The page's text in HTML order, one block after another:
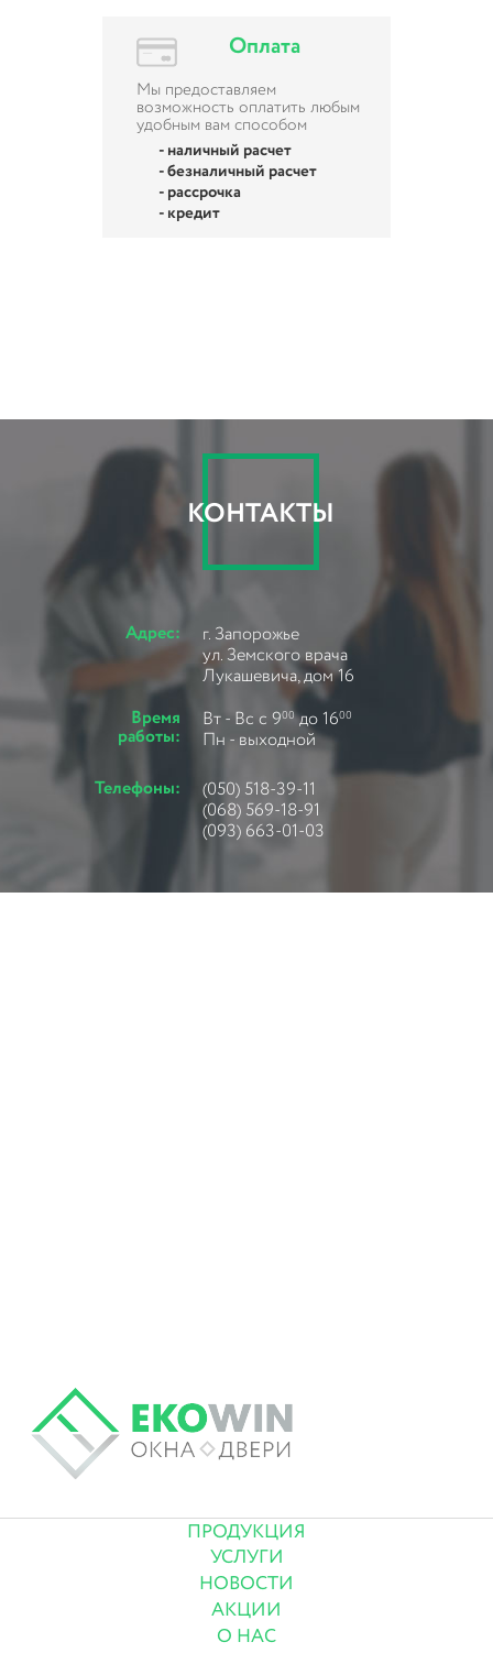
Оплата
Мы предоставляем
возможность оплатить любым
удобным вам способом
- наличный расчет
- безналичный расчет
- рассрочка
- кредит
КОНТАКТЫ
Адрес:
г. Запорожье
ул. Земского врача
Лукашевича, дом 16
Время
работы:
Вт - Вс с 900до 1600
Пн - выходной
Телефоны:
(050) 518-39-11
(068) 569-18-91
(093) 663-01-03
ПРОДУКЦИЯ
УСЛУГИ
НОВОСТИ
АКЦИИ
О НАС